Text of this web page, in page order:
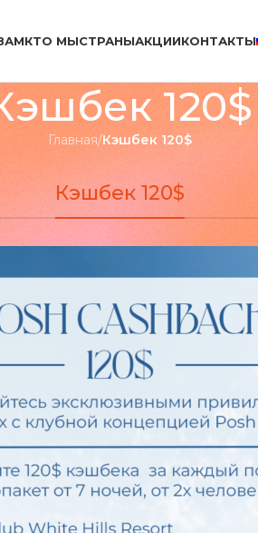
КТО МЫСТРАНЫАКЦИИКОНТАКТЫ
120$
Главная/Кэшбек 120$
Кэшбек 120$